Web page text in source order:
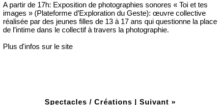
A partir de 17h: Exposition de photographies sonores « Toi et tes
images » (Plateforme d’Exploration du Geste): œuvre collective
réalisée par des jeunes filles de 13 à 17 ans qui questionne la place
de l’intime dans le collectif à travers la photographie.
Plus d'infos sur le site
Spectacles / Créations | Suivant »